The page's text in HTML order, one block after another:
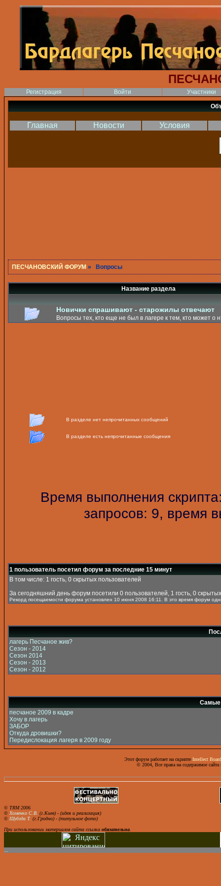
Регистрация Войти Участники
Главная Новости Условия
ПЕСЧАНОВСКИЙ ФОРУМ » Вопросы
Название раздела
Новички спрашивают - старожилы отвечают
Вопросы тех, кто еще не был в лагере к тем, кто может о
В разделе нет непрочитанных сообщений
В разделе есть непрочитанные сообщения
Время выполнения
запросов: 9, время
1 пользователь посетил форум за последние 15 минут
В том числе: 1 гость, 0 скрытых пользователей
За сегодняшний день форум посетили 0 пользователей, 1 гость, 0
Рекорд посещаемости форума установлен 10 июня 2008 16:11. В это время форум
лагерь Песчаное жив?
Сезон - 2014
Сезон 2014
Сезон - 2013
Сезон - 2012
Самые
песчаное 2009 в кадре
Хочу в лагерь
ЗАБОР
Откуда дровишки?
Передислокация лагеря в 2009 году
Этот форум работает на скрипте Intellect Board
© 2004, Все права на содержимое сайта
© TRM 2006
© Хоменко С.В. (г.Киев) - (идея и реализация)
© Шубзда Т. (г.Гродно) - (титульное фото)
При использовании материалов сайта ссылка обязательна